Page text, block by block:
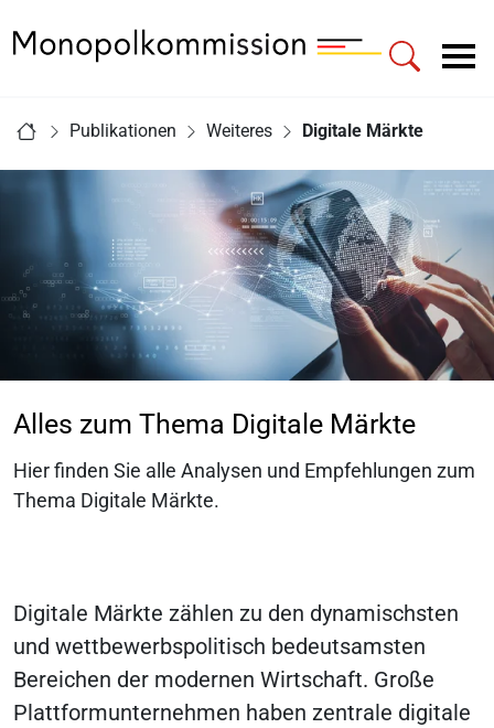
Publikationen Weiteres Digitale Märkte
Alles zum Thema Digitale Märkte
Hier finden Sie alle Analysen und Empfehlungen zum
Thema Digitale Märkte.
Digitale Märkte zählen zu den dynamischsten
und wettbewerbspolitisch bedeutsamsten
Bereichen der modernen Wirtschaft. Große
Plattformunternehmen haben zentrale digitale